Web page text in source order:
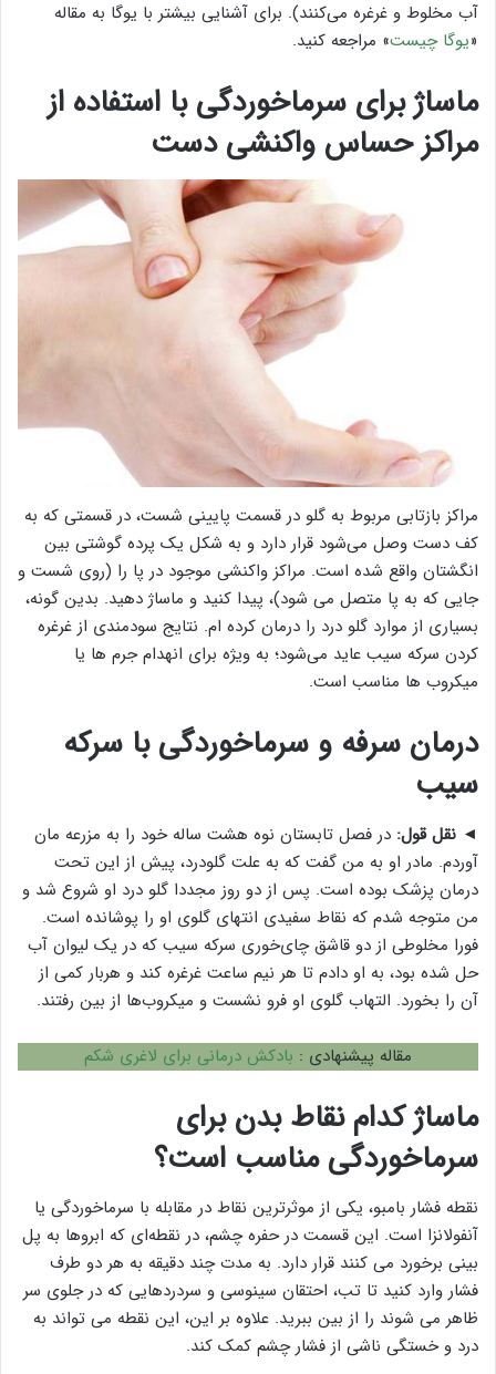
آب مخلوط و غرغره می‌کنند). برای آشنایی بیشتر با یوگا به مقاله
«یوگا چیست» مراجعه کنید.
ماساژ برای سرماخوردگی با استفاده از
مراکز حساس واکنشی دست
مراکز بازتابی مربوط به گلو در قسمت پایینی شست، در قسمتی که به
کف دست وصل می‌شود قرار دارد و به شکل یک پرده گوشتی بین
انگشتان واقع شده است. مراکز واکنشی موجود در پا را (روی شست و
جایی که به پا متصل می شود)، پیدا کنید و ماساژ دهید. بدین گونه،
بسیاری از موارد گلو درد را درمان کرده ام. نتایج سودمندی از غرغره
کردن سرکه سیب عاید می‌شود؛ به ویژه برای انهدام جرم ها یا
میکروب ها مناسب است.
درمان سرفه و سرماخوردگی با سرکه
سیب
◄ نقل قول: در فصل تابستان نوه هشت ساله خود را به مزرعه مان
آوردم. مادر او به من گفت که به علت گلودرد، پیش از این تحت
درمان پزشک بوده است. پس از دو روز مجددا گلو درد او شروع شد و
من متوجه شدم که نقاط سفیدی انتهای گلوی او را پوشانده است.
فورا مخلوطی از دو قاشق چای‌خوری سرکه سیب که در یک لیوان آب
حل شده بود، به او دادم تا هر نیم ساعت غرغره کند و هربار کمی از
آن را بخورد. التهاب گلوی او فرو نشست و میکروب‌ها از بین رفتند.
مقاله پیشنهادی : بادکش درمانی برای لاغری شکم
ماساژ کدام نقاط بدن برای
سرماخوردگی مناسب است؟
نقطه فشار بامبو، یکی از موثرترین نقاط در مقابله با سرماخوردگی یا
آنفولانزا است. این قسمت در حفره چشم، در نقطه‌ای که ابروها به پل
بینی برخورد می کنند قرار دارد. به مدت چند دقیقه به هر دو طرف
فشار وارد کنید تا تب، احتقان سینوسی و سردردهایی که در جلوی سر
ظاهر می شوند را از بین ببرید. علاوه بر این، این نقطه می تواند به
درد و خستگی ناشی از فشار چشم کمک کند.